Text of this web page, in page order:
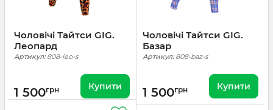
Чоловічі Тайтси GIG.
Леопард
Артикул:808-leo-s
1 500грн Купити
Чоловічі Тайтси GIG.
Базар
Артикул:808-baz-s
1 500грн Купити